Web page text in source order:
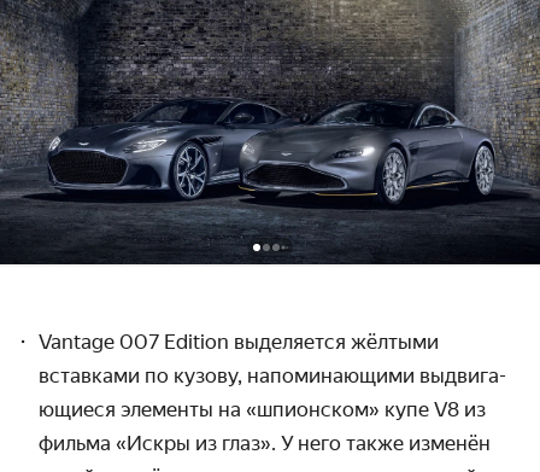
Vantage 007 Edition выделяется жёлтыми
вставками по кузову, напоми­нающими выдвига­
ющиеся элементы на «шпионском» купе V8 из
фильма «Искры из глаз». У него также изменён